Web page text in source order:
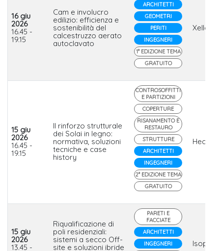
16 giu
2026
16.45 -
19.15
Cam e involucro
edilizio: efficienza e
sostenibilità del
calcestruzzo aerato
autoclavato
ARCHITETTI
GEOMETRI
PERITI
INGEGNERI
1° EDIZIONE TEMA
GRATUITO
Xella
15 giu
2026
16.45 -
19.15
Il rinforzo strutturale
dei Solai in legno:
normativa, soluzioni
tecniche e case
history
CONTROSOFFITTI
E PARTIZIONI
COPERTURE
RISANAMENTO E
RESTAURO
STRUTTURE
ARCHITETTI
INGEGNERI
2° EDIZIONE TEMA
GRATUITO
Heco
15 giu
2026
13.45 -
Riqualificazione di
poli residenziali:
sistemi a secco Off-
site e soluzioni ibride
PARETI E
FACCIATE
ARCHITETTI
INGEGNERI
Isopan